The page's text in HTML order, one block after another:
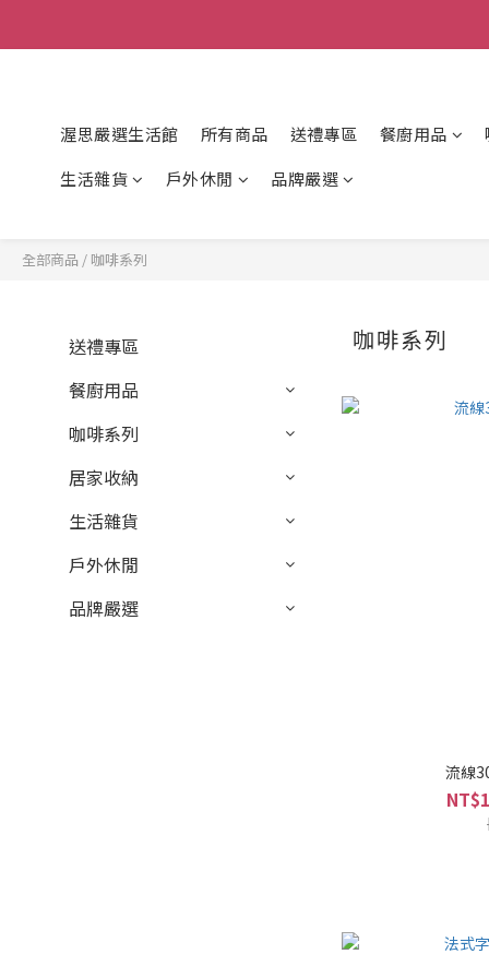
渥思嚴選生活館 所有商品 送禮專區 餐廚用品
生活雜貨
戶外休閒 品牌嚴選
全部商品 / 咖啡系列
送禮專區
餐廚用品
咖啡系列
居家收納
生活雜貨
戶外休閒
品牌嚴選
咖啡系列
流線